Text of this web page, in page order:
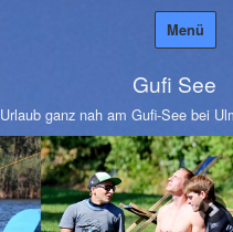
Gufi See
Urlaub ganz nah am Gufi-See bei
Menü